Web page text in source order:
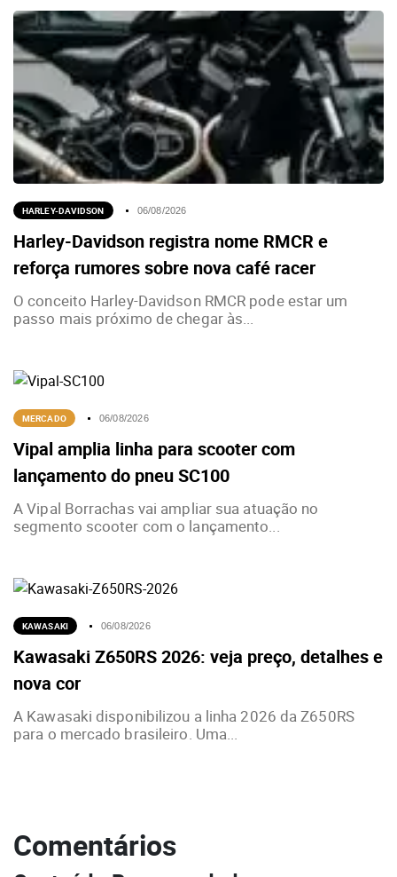
HARLEY-DAVIDSON 06/08/2026
Harley-Davidson registra nome RMCR e
reforça rumores sobre nova café racer
O conceito Harley-Davidson RMCR pode estar um
passo mais próximo de chegar às...
MERCADO 06/08/2026
Vipal amplia linha para scooter com
lançamento do pneu SC100
A Vipal Borrachas vai ampliar sua atuação no
segmento scooter com o lançamento...
KAWASAKI 06/08/2026
Kawasaki Z650RS 2026: veja preço, detalhes e
nova cor
A Kawasaki disponibilizou a linha 2026 da Z650RS
para o mercado brasileiro. Uma...
Comentários